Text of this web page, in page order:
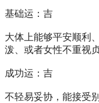
基础运：吉
大体上能够平安顺利
泼、或者女性不重视
成功运：吉
不轻易妥协，能接受